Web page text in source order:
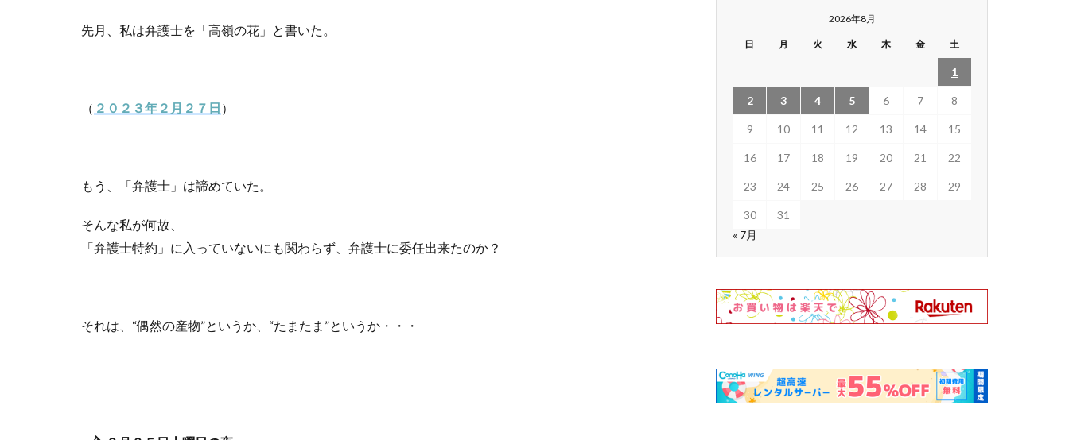
先月、私は弁護士を「高嶺の花」と書いた。
（ ２０２３年２月２７日 ）
もう、「弁護士」は諦めていた。
そんな私が何故、
「弁護士特約」に入っていないにも関わらず、弁護士に委任出来たのか？
それは、 “偶然の産物”というか、 “たまたま ”というか・・・
2026年8月
日 月 火 水 木 金 土
1
2 3 4 5 6 7 8
9 10 11 12 13 14 15
16 17 18 19 20 21 22
23 24 25 26 27 28 29
30
31
« 7月